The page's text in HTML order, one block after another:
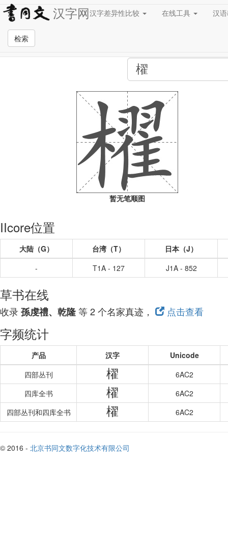
汉字网汉字差异性比较 在线工具 汉
检索
全站检索页面
暂无笔顺图
IIcore位置
大陆（G） 台湾（T）
日本（J）
-
T1A - 127 J1A - 852
草书在线
收录孫虔禮、乾隆等 2 个名家真迹， 点击查看
字频统计
产品 汉字
Unicode
四部丛刊
櫂
6AC2
四库全书
櫂
6AC2
四部丛刊和四库全书
櫂 6AC2
© 2016 - 北京书同文数字化技术有限公司